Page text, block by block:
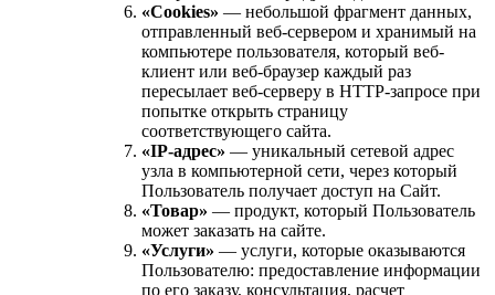
«Cookies» — небольшой фрагмент данных,
отправленный веб-сервером и хранимый на
компьютере пользователя, который веб-
клиент или веб-браузер каждый раз
пересылает веб-серверу в HTTP-запросе при
попытке открыть страницу
соответствующего сайта.
«IP-адрес» — уникальный сетевой адрес
узла в компьютерной сети, через который
Пользователь получает доступ на Сайт.
«Товар» — продукт, который Пользователь
может заказать на сайте.
«Услуги» — услуги, которые оказываются
Пользователю: предоставление информации
по его заказу, консультация, расчет